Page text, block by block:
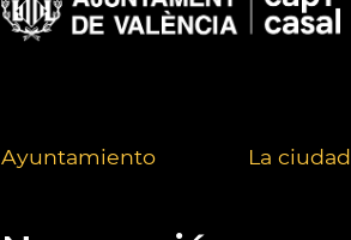
Ayuntamiento La ciudad